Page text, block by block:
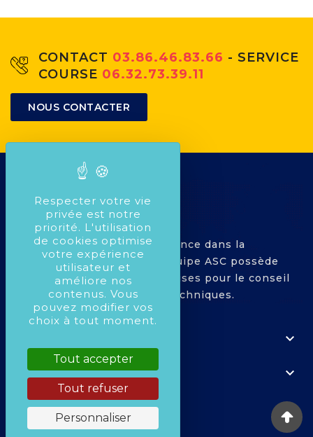
CONTACT 03.86.46.83.66 - SERVICE
COURSE 06.32.73.39.11
NOUS CONTACTER
Avec plus de 25 ans d'expérience dans la
compétition Automobile, l'équipe ASC possède
toutes les compétences requises pour le conseil
dans le montage de pièces techniques.

VOTRE COMPTE 
COORDONNÉES 
Respecter votre vie
privée est notre
priorité. L'utilisation
de cookies optimise
votre expérience
utilisateur et
améliore nos
contenus. Vous
pouvez modifier vos
choix à tout moment.
Tout accepter
Tout refuser
Personnaliser